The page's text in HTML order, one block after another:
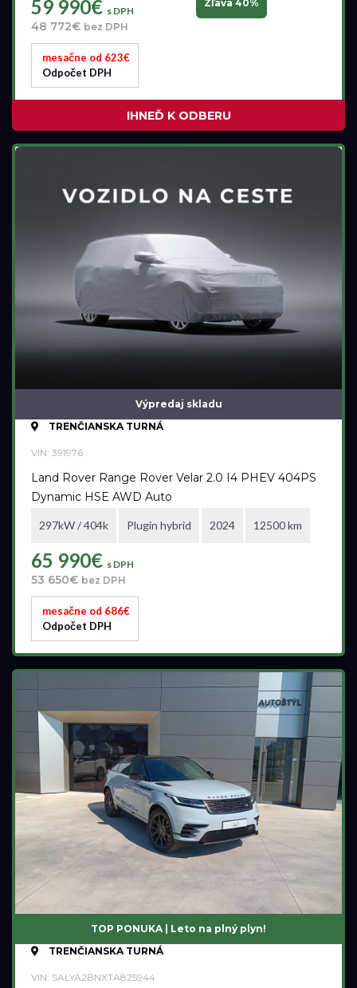
Na ceste
59 990€ s DPH
48 772€ bez DPH
Zľava 40%
mesačne od 623€
Odpočet DPH
IHNEĎ K ODBERU
Výpredaj skladu
TRENČIANSKA TURNÁ
VIN: 391976
Land Rover Range Rover Velar 2.0 I4 PHEV 404PS
Dynamic HSE AWD Auto
297kW / 404k Plugin hybrid 2024 12500 km
65 990€ s DPH
53 650€ bez DPH
mesačne od 686€
Odpočet DPH
TOP PONUKA | Leto na plný plyn!
TRENČIANSKA TURNÁ
VIN: SALYA2BNXTA825944